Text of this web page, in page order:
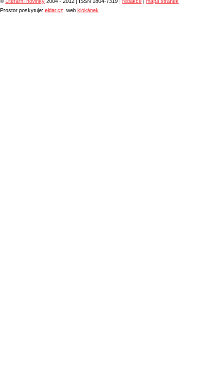
Prostor poskytuje: eldar.cz , web klokánek